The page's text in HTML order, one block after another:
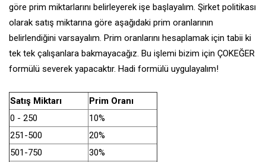
göre prim miktarlarını belirleyerek işe başlayalım. Şirket politikası
olarak satış miktarına göre aşağıdaki prim oranlarının
belirlendiğini varsayalım. Prim oranlarını hesaplamak için tabii ki
tek tek çalışanlara bakmayacağız. Bu işlemi bizim için ÇOKEĞER
formülü severek yapacaktır. Hadi formülü uygulayalım!
Satış Miktarı
Prim Oranı
0 - 250
10%
251-500
20%
501-750
30%